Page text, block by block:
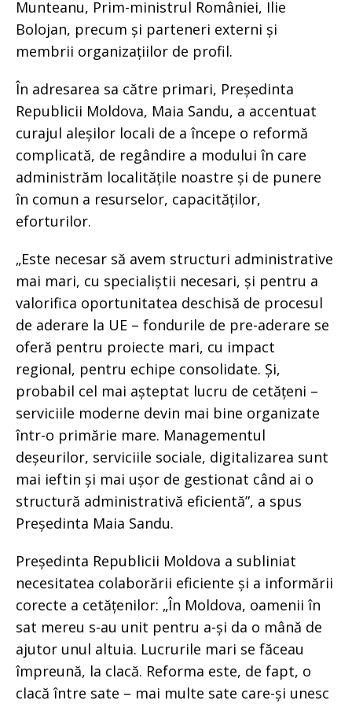
Munteanu, Prim-ministrul României, Ilie
Bolojan, precum și parteneri externi și
membrii organizațiilor de profil.
În adresarea sa către primari, Președinta
Republicii Moldova, Maia Sandu, a accentuat
curajul aleșilor locali de a începe o reformă
complicată, de regândire a modului în care
administrăm localitățile noastre și de punere
în comun a resurselor, capacităților,
eforturilor.
„Este necesar să avem structuri administrative
mai mari, cu specialiștii necesari, și pentru a
valorifica oportunitatea deschisă de procesul
de aderare la UE – fondurile de pre-aderare se
oferă pentru proiecte mari, cu impact
regional, pentru echipe consolidate. Și,
probabil cel mai așteptat lucru de cetățeni –
serviciile moderne devin mai bine organizate
într-o primărie mare. Managementul
deșeurilor, serviciile sociale, digitalizarea sunt
mai ieftin și mai ușor de gestionat când ai o
structură administrativă eficientă”, a spus
Președinta Maia Sandu.
Președinta Republicii Moldova a subliniat
necesitatea colaborării eficiente și a informării
corecte a cetățenilor: „În Moldova, oamenii în
sat mereu s-au unit pentru a-și da o mână de
ajutor unul altuia. Lucrurile mari se făceau
împreună, la clacă. Reforma este, de fapt, o
clacă între sate – mai multe sate care-și unesc